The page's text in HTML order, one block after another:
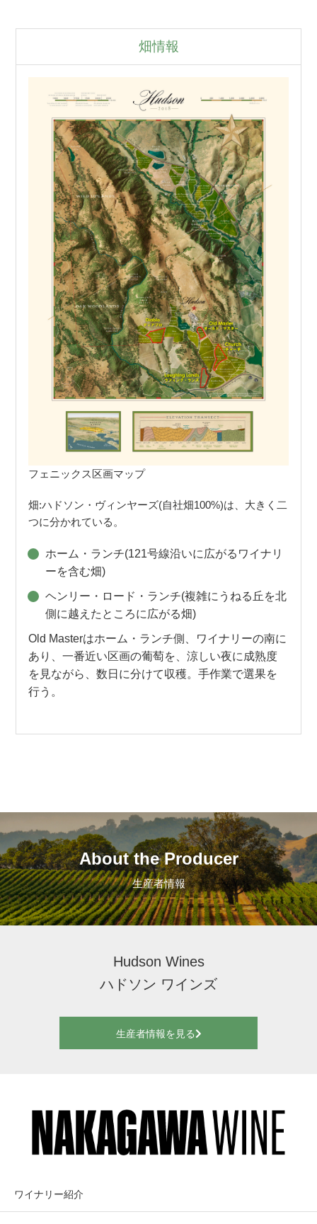
畑情報
フェニックス区画マップ
畑:ハドソン・ヴィンヤーズ(自社畑100%)は、大きく二
つに分かれている。
ホーム・ランチ(121号線沿いに広がるワイナリ
ーを含む畑)
ヘンリー・ロード・ランチ(複雑にうねる丘を北
側に越えたところに広がる畑)
Old Masterはホーム・ランチ側、ワイナリーの南に
あり、一番近い区画の葡萄を、涼しい夜に成熟度
を見ながら、数日に分けて収穫。手作業で選果を
行う。
About the Producer
生産者情報
Hudson Wines
ハドソン ワインズ
生産者情報を見る
ワイナリー紹介